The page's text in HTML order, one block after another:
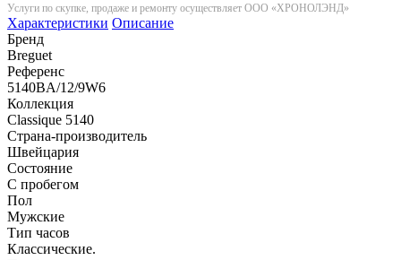
Услуги по скупке, продаже и ремонту осуществляет ООО «ХРОНОЛЭНД»
Характеристики Описание
Бренд
Breguet
Референс
5140BA/12/9W6
Коллекция
Classique 5140
Страна-производитель
Швейцария
Состояние
С пробегом
Пол
Мужские
Тип часов
Классические.